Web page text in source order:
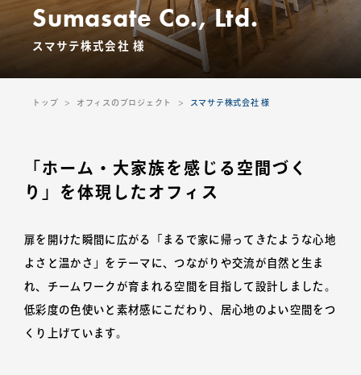
Sumasate Co., Ltd.
スマサテ株式会社 様
トップ オフィスのプロジェクト スマサテ株式会社 様
「ホーム・大家族を感じる空間づく
り」を体現したオフィス
扉を開けた瞬間に広がる「まるで家に帰ってきたような心地
よさと温かさ」をテーマに、つながりや交流が自然と生ま
れ、チームワークが育まれる空間を目指して設計しました。
低彩度の色使いと素材感にこだわり、居心地のよい空間をつ
くり上げています。